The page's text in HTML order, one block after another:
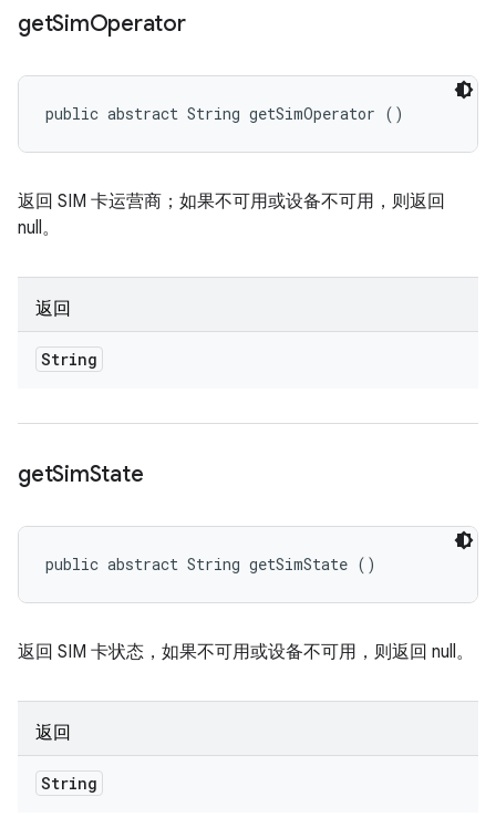
getSimOperator
public abstract String getSimOperator ()
返回 SIM 卡运营商；如果不可用或设备不可用，则返回
null。
返回
String
getSimState
public abstract String getSimState ()
返回 SIM 卡状态，如果不可用或设备不可用，则返回 null。
返回
String